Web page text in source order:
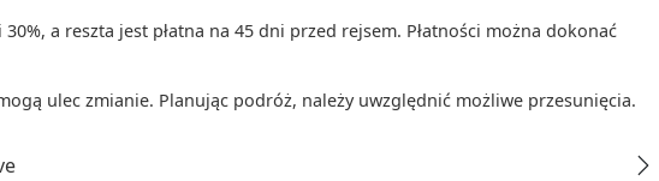
a reszta jest płatna na 45 dni przed rejsem. Płatności można dokonać
ulec zmianie. Planując podróż, należy uwzględnić możliwe przesunięcia.